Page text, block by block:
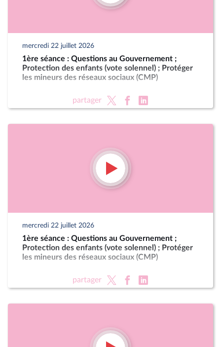
mercredi 22 juillet 2026
1ère séance : Questions au Gouvernement ;
Protection des enfants (vote solennel) ; Protéger
les mineurs des réseaux sociaux (CMP)
partager
mercredi 22 juillet 2026
1ère séance : Questions au Gouvernement ;
Protection des enfants (vote solennel) ; Protéger
les mineurs des réseaux sociaux (CMP)
partager